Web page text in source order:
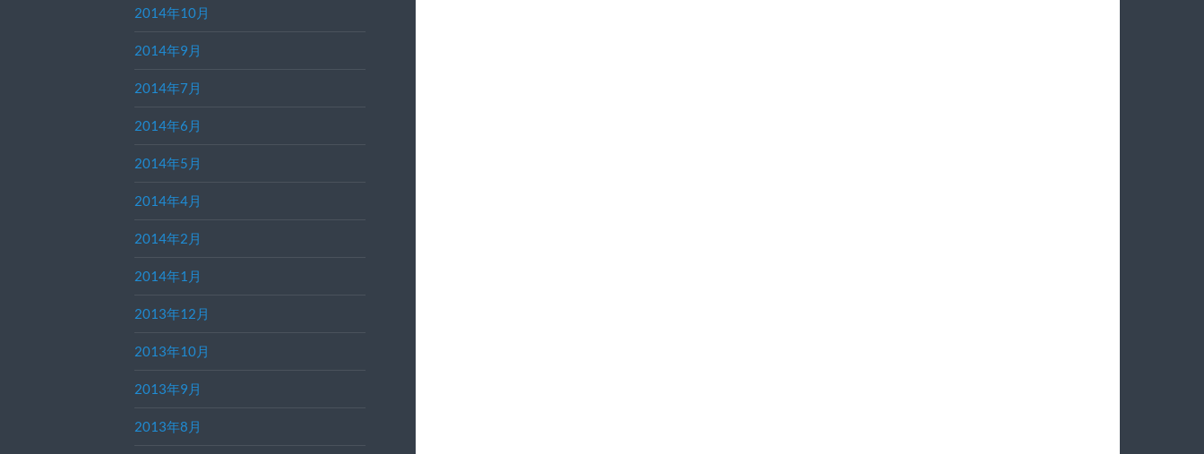
2014年10月
2014年9月
2014年7月
2014年6月
2014年5月
2014年4月
2014年2月
2014年1月
2013年12月
2013年10月
2013年9月
2013年8月